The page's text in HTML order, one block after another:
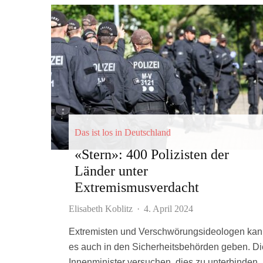
Das ist los in Deutschland
«Stern»: 400 Polizisten der
Länder unter
Extremismusverdacht
Elisabeth Koblitz · 4. April 2024
Extremisten und Verschwörungsideologen
es auch in den Sicherheitsbehörden geben.